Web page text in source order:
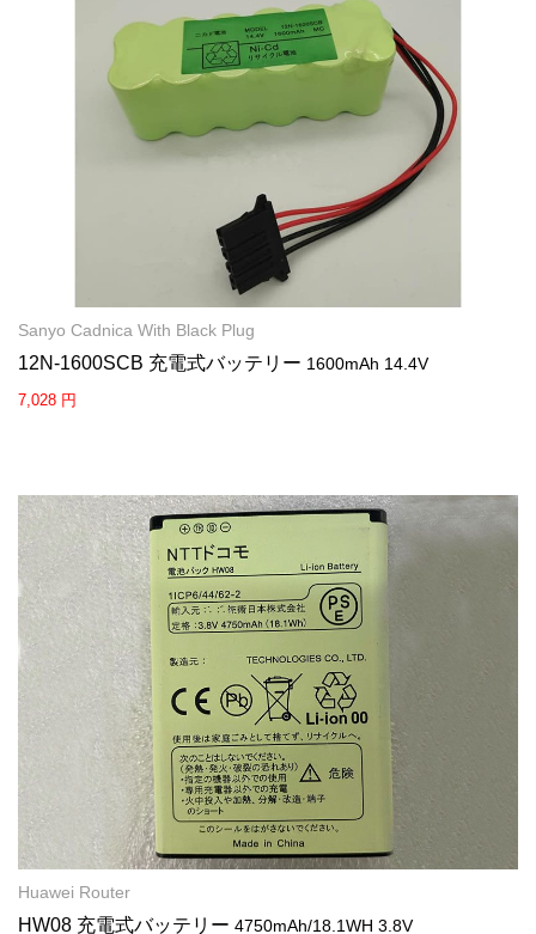
Sanyo Cadnica With Black Plug
12N-1600SCB 充電式バッテリー 1600mAh 14.4V
7,028 円
Huawei Router
HW08 充電式バッテリー 4750mAh/18.1WH 3.8V